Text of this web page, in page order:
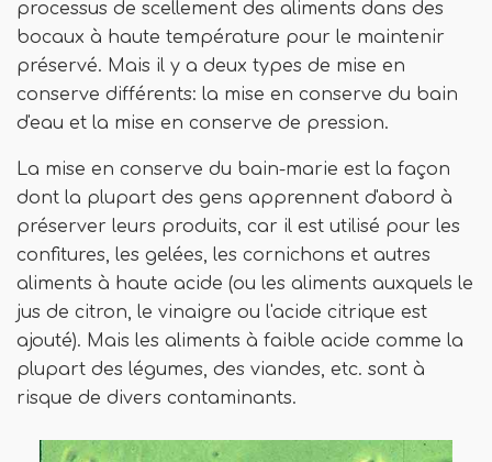
processus de scellement des aliments dans des
bocaux à haute température pour le maintenir
préservé. Mais il y a deux types de mise en
conserve différents: la mise en conserve du bain
d'eau et la mise en conserve de pression.
La mise en conserve du bain-marie est la façon
dont la plupart des gens apprennent d'abord à
préserver leurs produits, car il est utilisé pour les
confitures, les gelées, les cornichons et autres
aliments à haute acide (ou les aliments auxquels le
jus de citron, le vinaigre ou l'acide citrique est
ajouté). Mais les aliments à faible acide comme la
plupart des légumes, des viandes, etc. sont à
risque de divers contaminants.